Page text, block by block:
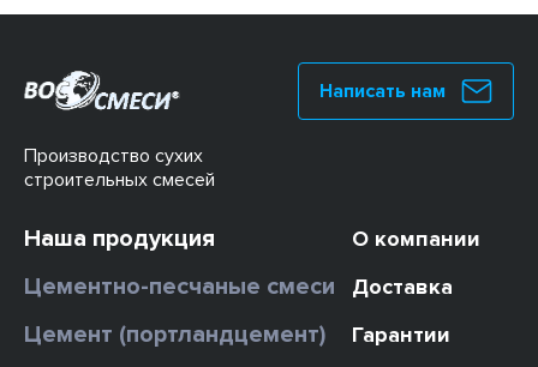
Производство сухих
строительных смесей
Написать нам
Наша продукция
Цементно-песчаные смеси
Цемент (портландцемент)
О компании
Доставка
Гарантии